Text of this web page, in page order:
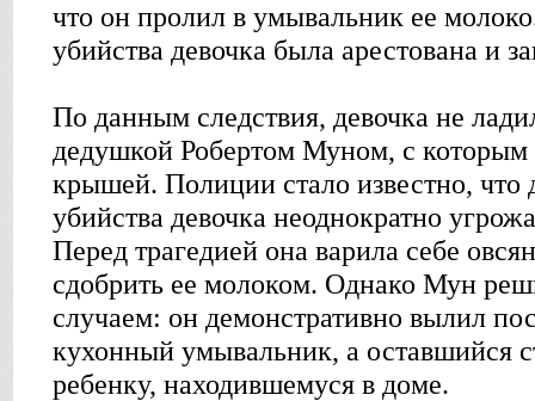
что он пролил в умывальник ее
убийства девочка была арестована и
По данным следствия, девочка не
дедушкой Робертом Муном, с которым
крышей. Полиции стало известно, что
убийства девочка неоднократно
Перед трагедией она варила себе
сдобрить ее молоком. Однако Мун
случаем: он демонстративно вылил
кухонный умывальник, а оставшийся
ребенку, находившемуся в доме.